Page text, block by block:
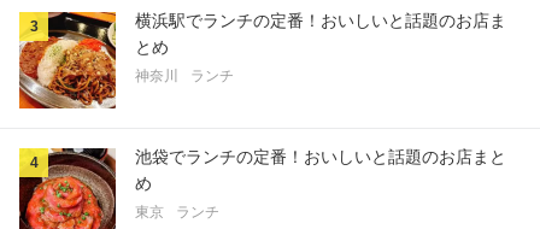
3
横浜駅でランチの定番！おいしいと話題のお店ま
とめ
神奈川 ランチ
4
池袋でランチの定番！おいしいと話題のお店まと
め
東京 ランチ